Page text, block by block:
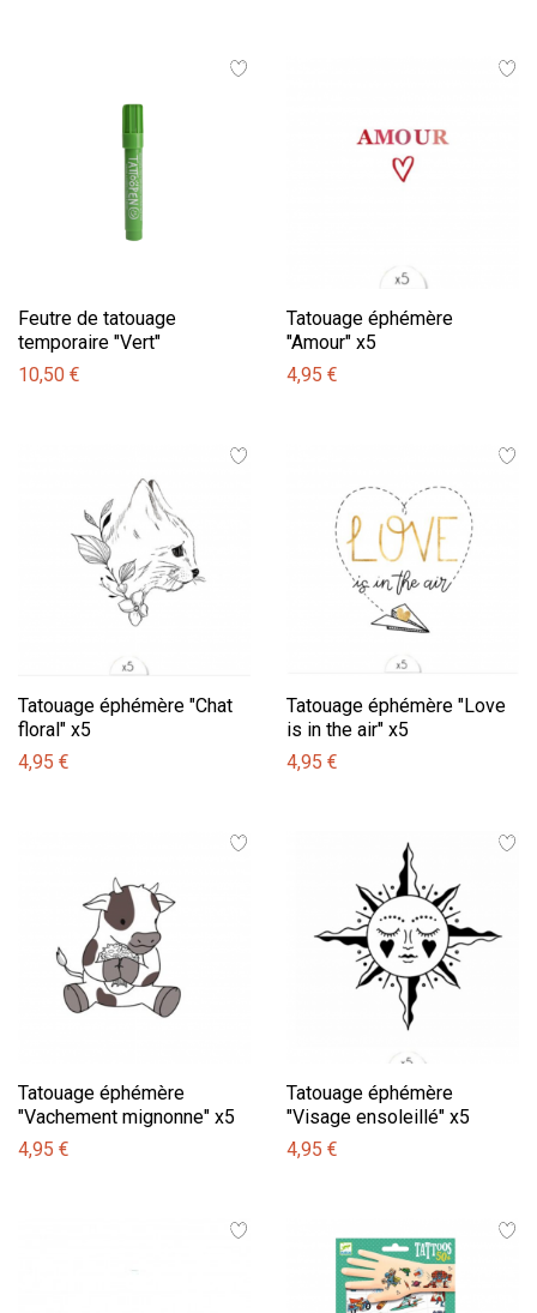
Feutre de tatouage
temporaire "Vert"
10,50 €
Tatouage éphémère
"Amour" x5
4,95 €
Tatouage éphémère "Chat
floral" x5
4,95 €
Tatouage éphémère "Love
is in the air" x5
4,95 €
Tatouage éphémère
"Vachement mignonne" x5
4,95 €
Tatouage éphémère
"Visage ensoleillé" x5
4,95 €